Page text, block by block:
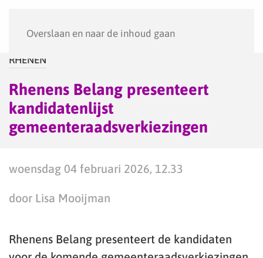
Overslaan en naar de inhoud gaan
RHENEN
Rhenens Belang presenteert
kandidatenlijst
gemeenteraadsverkiezingen
woensdag 04 februari 2026, 12.33
door Lisa Mooijman
Rhenens Belang presenteert de kandidaten